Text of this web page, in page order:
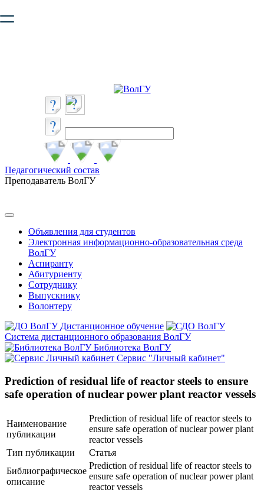
безопасную работу с сайтом. Пожалуйста
Педагогический состав
Преподаватель ВолГУ
Объявления для студентов
Электронная информационно-образовательная среда
ВолГУ
Аспиранту
Абитуриенту
Сотруднику
Выпускнику
Волонтеру
Дистанционное обучение
Система дистанционного образования ВолГУ
Библиотека ВолГУ
Сервис "Личный кабинет"
Prediction of residual life of reactor steels to ensure
safe operation of nuclear power plant reactor vessels
Наименование
публикации
Prediction of residual life of reactor steels to
ensure safe operation of nuclear power plant
reactor vessels
Тип публикации
Статья
Библиографическое
описание
Prediction of residual life of reactor steels to
ensure safe operation of nuclear power plant
reactor vessels